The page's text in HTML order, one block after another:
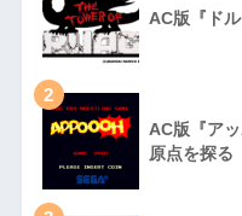
AC版『ド
2
AC版『ア
原点を探る